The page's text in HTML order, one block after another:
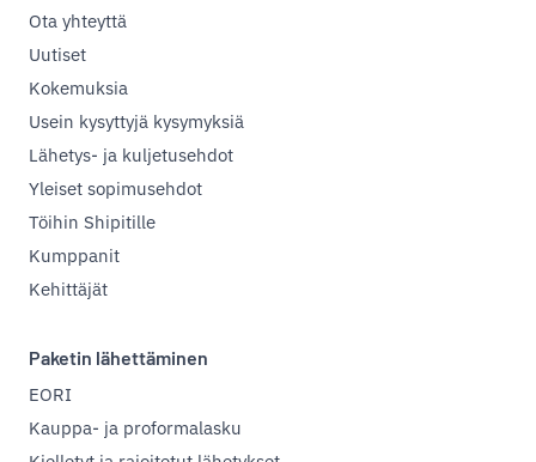
Ota yhteyttä
Uutiset
Kokemuksia
Usein kysyttyjä kysymyksiä
Lähetys- ja kuljetusehdot
Yleiset sopimusehdot
Töihin Shipitille
Kumppanit
Kehittäjät
Paketin lähettäminen
EORI
Kauppa- ja proformalasku